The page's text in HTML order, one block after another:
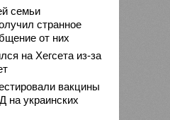
семьи
странное
от них
на Хегсета из-за
вакцины
украинских